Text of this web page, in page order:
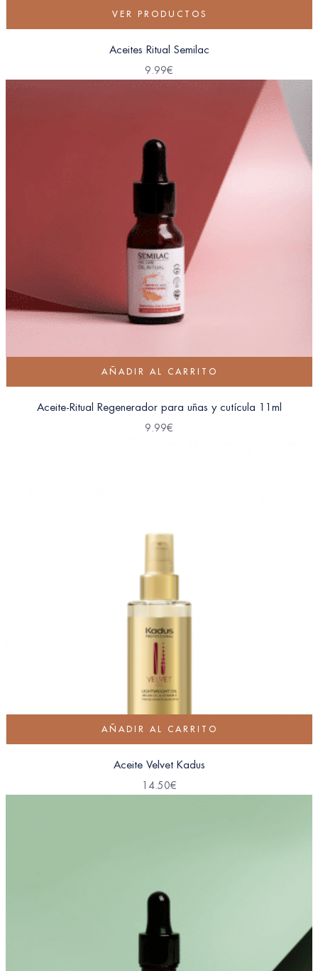
VER PRODUCTOS
Aceites Ritual Semilac
9.99€
AÑADIR AL CARRITO
Aceite-Ritual Regenerador para uñas y cutícula 11ml
9.99€
AÑADIR AL CARRITO
Aceite Velvet Kadus
14.50€